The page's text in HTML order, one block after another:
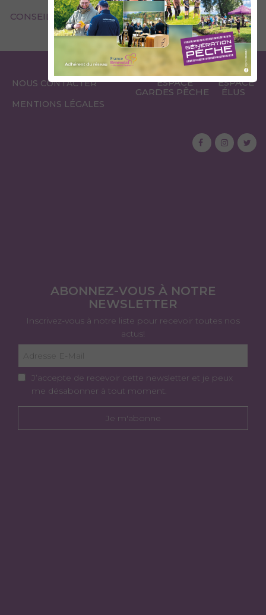
CONSEILS DE PÊCHE
NOUS CONTACTER
MENTIONS LÉGALES
ESPACE
GARDES PÊCHE
ESPACE
ÉLUS
ABONNEZ-VOUS À NOTRE
NEWSLETTER
Inscrivez-vous à notre liste pour recevoir toutes nos
actus!
J’accepte de recevoir cette newsletter et je peux
me désabonner à tout moment.
Je m'abonne